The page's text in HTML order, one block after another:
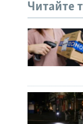
Читайте